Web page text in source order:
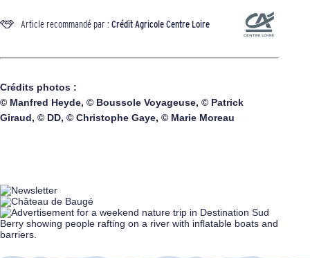
Article recommandé par : Crédit Agricole Centre Loire
Crédits photos :
© Manfred Heyde, © Boussole Voyageuse, © Patrick
Giraud, © DD, © Christophe Gaye, © Marie Moreau